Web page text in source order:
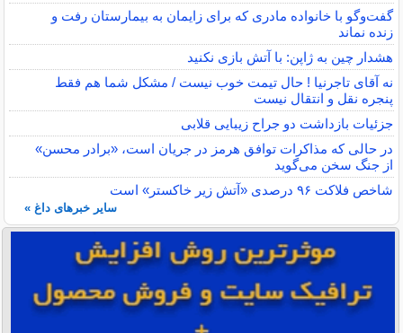
گفت‌وگو با خانواده مادری که برای زایمان به بیمارستان رفت و
زنده نماند
هشدار چین به ژاپن: با آتش بازی نکنید
نه آقای تاجرنیا ! حال تیمت خوب نیست / مشکل شما هم فقط
پنجره نقل و انتقال نیست
جزئیات بازداشت دو جراح زیبایی قلابی
در حالی که مذاکرات توافق هرمز در جریان است، «برادر محسن»
از جنگ سخن می‌گوید
شاخص فلاکت ۹۶ درصدی «آتش زیر خاکستر» است
سایر خبرهای داغ »